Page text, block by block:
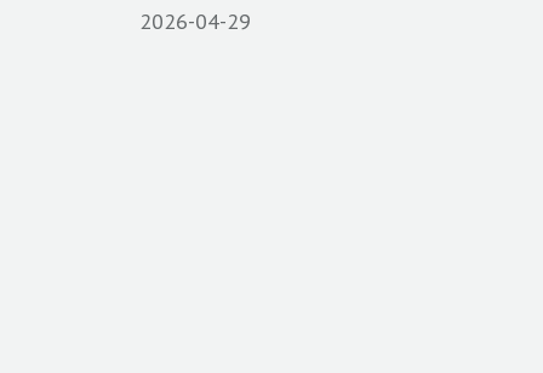
2026-04-29